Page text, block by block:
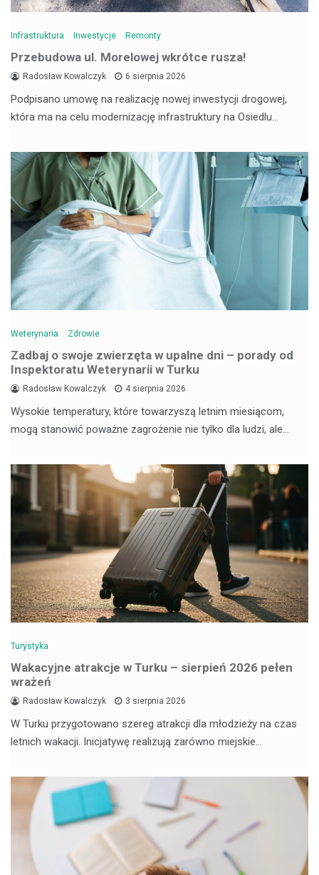
Infrastruktura Inwestycje Remonty
Przebudowa ul. Morelowej wkrótce rusza!
Radosław Kowalczyk 6 sierpnia 2026
Podpisano umowę na realizację nowej inwestycji drogowej,
która ma na celu modernizację infrastruktury na Osiedlu…
Weterynaria Zdrowie
Zadbaj o swoje zwierzęta w upalne dni – porady od
Inspektoratu Weterynarii w Turku
Radosław Kowalczyk 4 sierpnia 2026
Wysokie temperatury, które towarzyszą letnim miesiącom,
mogą stanowić poważne zagrożenie nie tylko dla ludzi, ale…
Turystyka
Wakacyjne atrakcje w Turku – sierpień 2026 pełen
wrażeń
Radosław Kowalczyk 3 sierpnia 2026
W Turku przygotowano szereg atrakcji dla młodzieży na czas
letnich wakacji. Inicjatywę realizują zarówno miejskie…